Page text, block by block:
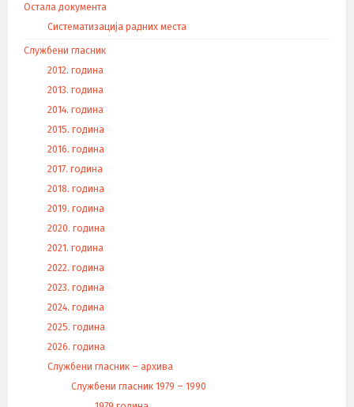
Остала документа
Систематизација радних места
Службени гласник
2012. година
2013. година
2014. година
2015. година
2016. година
2017. година
2018. година
2019. година
2020. година
2021. година
2022. година
2023. година
2024. година
2025. година
2026. година
Службени гласник – архива
Службени гласник 1979 – 1990